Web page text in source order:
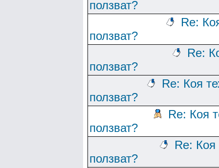
ползват?
Re:
ползват?
Re:
ползват?
Re: Коя
ползват?
Re: Коя
ползват?
Re: Коя
ползват?